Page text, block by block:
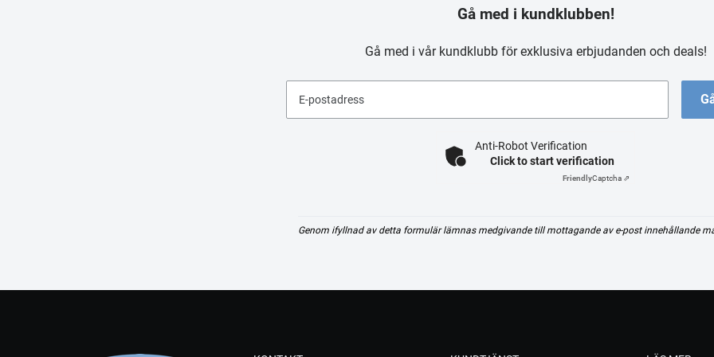
Gå med i kundklubben!
Gå med i vår kundklubb för exklusiva erbjudanden och deals!
E-postadress
Anti-Robot Verification
Click to start verification
FriendlyCaptcha ⇗
Genom ifyllnad av detta formulär lämnas medgivande till mottagande av e-post innehållande